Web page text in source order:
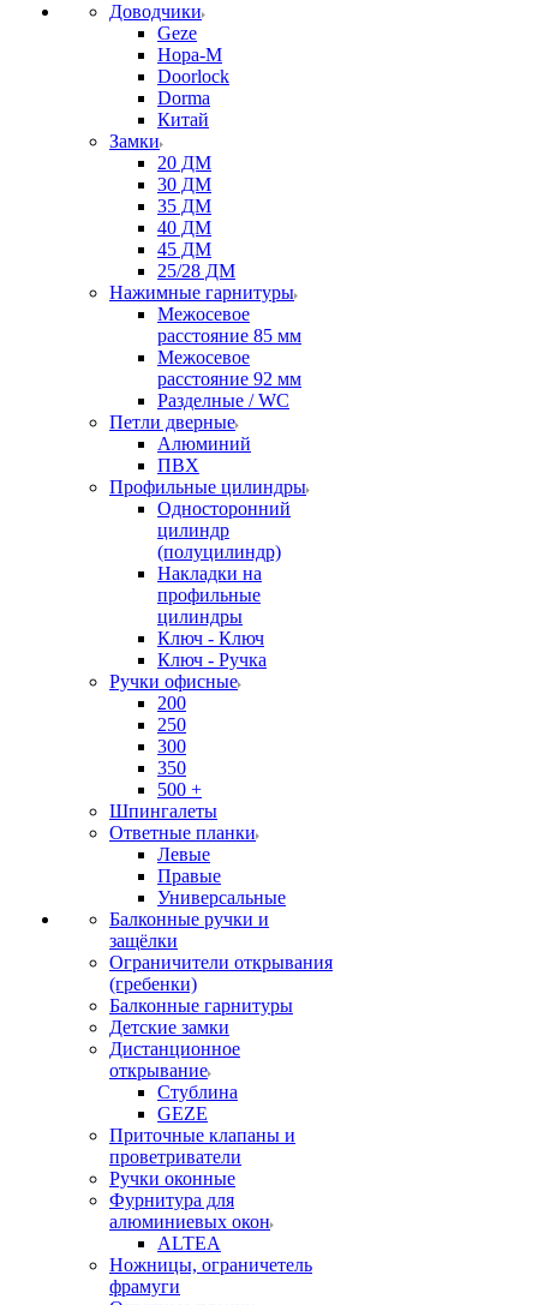
Доводчики
Geze
Нора-М
Doorlock
Dorma
Китай
Замки
20 ДМ
30 ДМ
35 ДМ
40 ДМ
45 ДМ
25/28 ДМ
Нажимные гарнитуры
Межосевое
расстояние 85 мм
Межосевое
расстояние 92 мм
Разделные / WC
Петли дверные
Алюминий
ПВХ
Профильные цилиндры
Односторонний
цилиндр
(полуцилиндр)
Накладки на
профильные
цилиндры
Ключ - Ключ
Ключ - Ручка
Ручки офисные
200
250
300
350
500 +
Шпингалеты
Ответные планки
Левые
Правые
Универсальные
Балконные ручки и
защёлки
Ограничители открывания
(гребенки)
Балконные гарнитуры
Детские замки
Дистанционное
открывание
Стублина
GEZE
Приточные клапаны и
проветриватели
Ручки оконные
Фурнитура для
алюминиевых окон
ALTEA
Ножницы, ограничетель
фрамуги